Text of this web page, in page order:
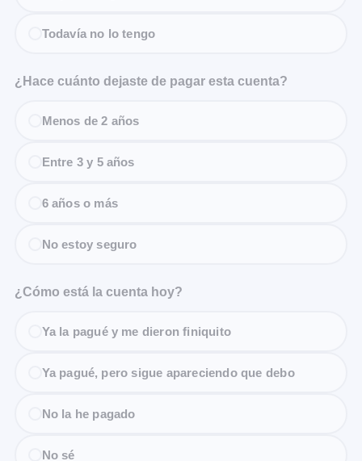
Todavía no lo tengo
¿Hace cuánto dejaste de pagar esta cuenta?
Menos de 2 años
Entre 3 y 5 años
6 años o más
No estoy seguro
¿Cómo está la cuenta hoy?
Ya la pagué y me dieron finiquito
Ya pagué, pero sigue apareciendo que debo
No la he pagado
No sé